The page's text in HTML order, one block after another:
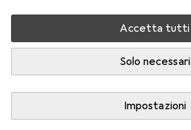
Accetta tutti
Solo necessari
Impostazioni